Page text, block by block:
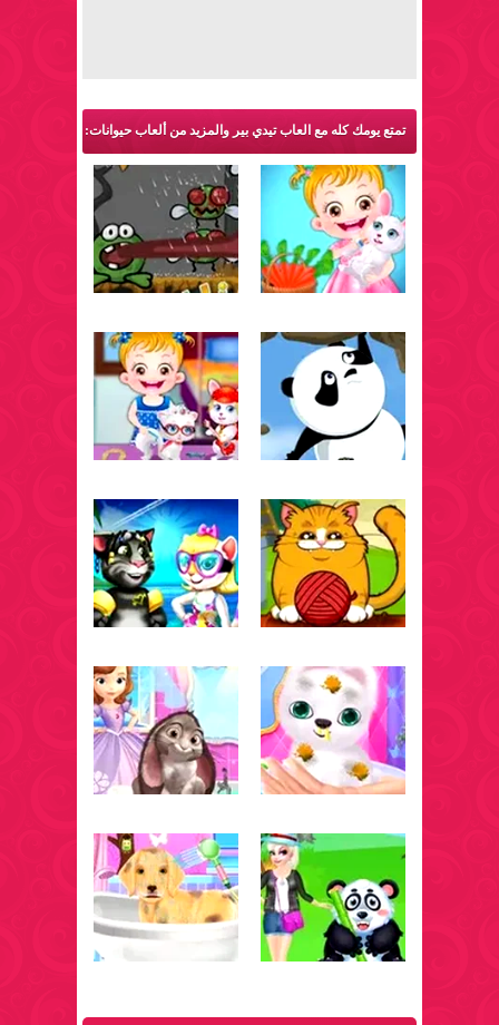
تمتع يومك كله مع العاب تيدي بير والمزيد من ألعاب حيوانات: